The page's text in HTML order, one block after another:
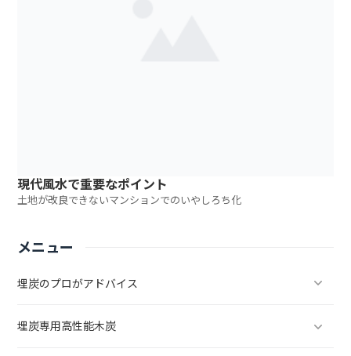
現代風水で重要なポイント
土地が改良できないマンションでのいやしろち化
メニュー
埋炭のプロがアドバイス
埋炭専用高性能木炭